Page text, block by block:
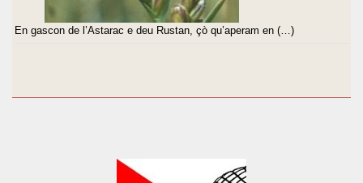
En gascon de l’Astarac e deu Rustan, çò qu’aperam en (…)